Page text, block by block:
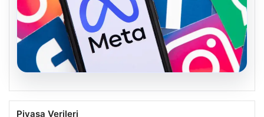
Meta’ya çocuk güvenliği davasında 567
Piyasa Verileri